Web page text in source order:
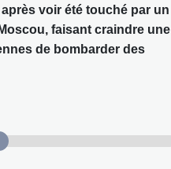
voir été touché par un
faisant craindre une
de bombarder des